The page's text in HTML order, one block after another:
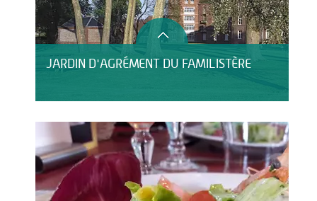
JARDIN D'AGRÉMENT DU FAMILISTÈRE